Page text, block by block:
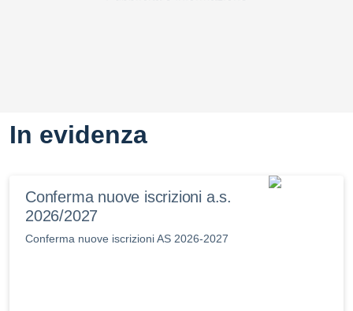
In evidenza
Conferma nuove iscrizioni a.s.
2026/2027
Conferma nuove iscrizioni AS 2026-2027